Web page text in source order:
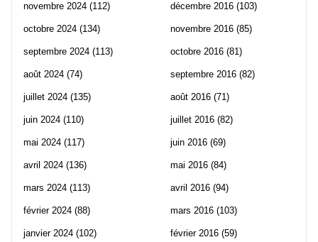
novembre 2024 (112)
octobre 2024 (134)
septembre 2024 (113)
août 2024 (74)
juillet 2024 (135)
juin 2024 (110)
mai 2024 (117)
avril 2024 (136)
mars 2024 (113)
février 2024 (88)
janvier 2024 (102)
décembre 2016 (103)
novembre 2016 (85)
octobre 2016 (81)
septembre 2016 (82)
août 2016 (71)
juillet 2016 (82)
juin 2016 (69)
mai 2016 (84)
avril 2016 (94)
mars 2016 (103)
février 2016 (59)